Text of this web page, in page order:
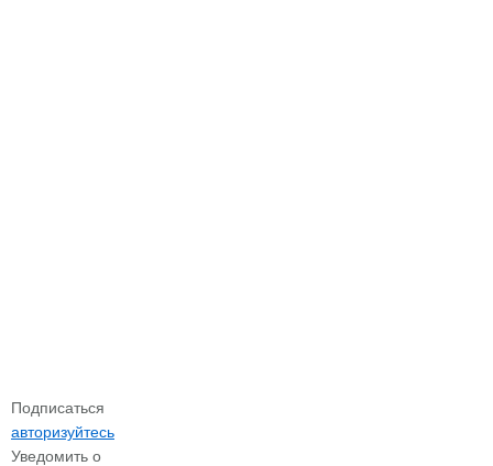
Подписаться
авторизуйтесь
Уведомить о